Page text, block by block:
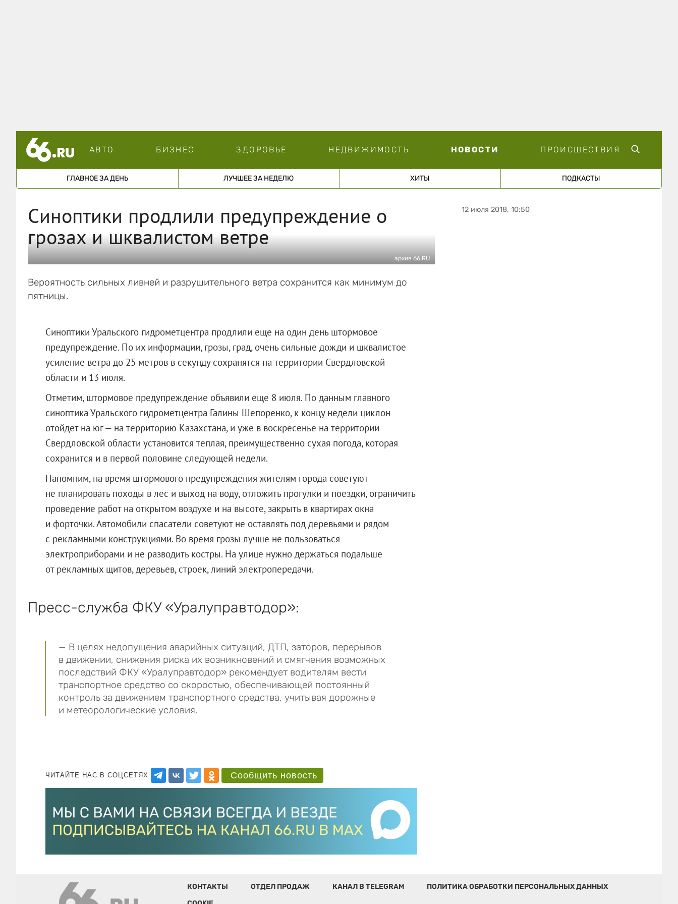
АВТО БИЗНЕС ЗДОРОВЬЕ НЕДВИЖИМОСТЬ НОВОСТИ ПРОИСШЕСТВИЯ
ГЛАВНОЕ ЗА ДЕНЬ ЛУЧШЕЕ ЗА НЕДЕЛЮ ХИТЫ ПОДКАСТЫ
Синоптики продлили предупреждение о
грозах и шквалистом ветре
архив 66.RU
Вероятность сильных ливней и разрушительного ветра сохранится как минимум до
пятницы.
Синоптики Уральского гидрометцентра продлили еще на один день штормовое
предупреждение. По их информации, грозы, град, очень сильные дожди и шквалистое
усиление ветра до 25 метров в секунду сохранятся на территории Свердловской
области и 13 июля.
Отметим, штормовое предупреждение объявили еще 8 июля. По данным главного
синоптика Уральского гидрометцентра Галины Шепоренко, к концу недели циклон
отойдет на юг — на территорию Казахстана, и уже в воскресенье на территории
Свердловской области установится теплая, преимущественно сухая погода, которая
сохранится и в первой половине следующей недели.
Напомним, на время штормового предупреждения жителям города советуют
не планировать походы в лес и выход на воду, отложить прогулки и поездки, ограничить
проведение работ на открытом воздухе и на высоте, закрыть в квартирах окна
и форточки. Автомобили спасатели советуют не оставлять под деревьями и рядом
с рекламными конструкциями. Во время грозы лучше не пользоваться
электроприборами и не разводить костры. На улице нужно держаться подальше
от рекламных щитов, деревьев, строек, линий электропередачи.
Пресс-служба ФКУ «Уралуправтодор»:
— В целях недопущения аварийных ситуаций, ДТП, заторов, перерывов
в движении, снижения риска их возникновений и смягчения возможных
последствий ФКУ «Уралуправтодор» рекомендует водителям вести
транспортное средство со скоростью, обеспечивающей постоянный
контроль за движением транспортного средства, учитывая дорожные
и метеорологические условия.
ЧИТАЙТЕ НАС В СОЦСЕТЯХ: Сообщить новость
12 июля 2018, 10:50
КОНТАКТЫ ОТДЕЛ ПРОДАЖ КАНАЛ В TELEGRAM
ПОЛИТИКА ОБРАБОТКИ ПЕРСОНАЛЬНЫХ ДАННЫХ